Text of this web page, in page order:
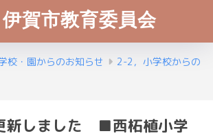
賀市教育委員会
校・園からのお知らせ
2-2，小学校からの
新しました ■西柘植小学